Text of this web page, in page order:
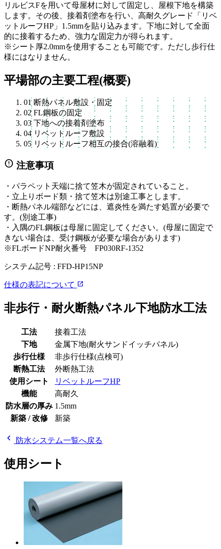
リルビスFを用いて母屋材に対して固定し、屋根下地を構築
します。その後、接着剤塗布を行い、高耐久グレード「リベ
ットルーフHP」1.5mmを貼り込みます。下地に対して全面
的に接着するため、強力な固定力が得られます。
※シート厚2.0mmを使用することも可能です。ただし歩行仕
様にはなりません。
平場部の主要工程(概要)
01 断熱パネル敷設・固定
02 FL鋼板の固定
03 下地への接着剤塗布
04 リベットルーフ敷設
05 リベットルーフ相互の接合(溶融着)
error 注意事項
・パラペット天端に捨て笠木が固定されていること。
・立上りボード類・捨て笠木は別途工事とします。
・断熱パネル端部などには、遮炎性を満たす処置が必要で
す。(別途工事)
・入隅のFL鋼板は母屋に固定してください。(母屋に固定で
きない場合は、受け鋼板が必要な場合があります)
※FLボードNP耐火番号 FP030RF-1352
システム記号 : FFD-HP15NP
仕様の表記について open_in_new
非歩行・耐火断熱パネル下地防水工法
工法
接着工法
下地
金属下地(耐火サンドイッチパネル)
歩行仕様
非歩行仕様(点検可)
断熱工法
外断熱工法
使用シート
リベットルーフHP
機能
高耐久
防水層の厚み 1.5mm
新築 / 改修
新築
chevron_left 防水システム一覧へ戻る
使用シート